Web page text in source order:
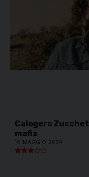
Calogero
mafia
10 MAGGIO 2024